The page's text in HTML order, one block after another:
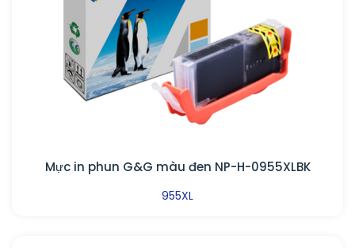
Mực in phun G&G màu đen NP-H-0955XLBK
955XL